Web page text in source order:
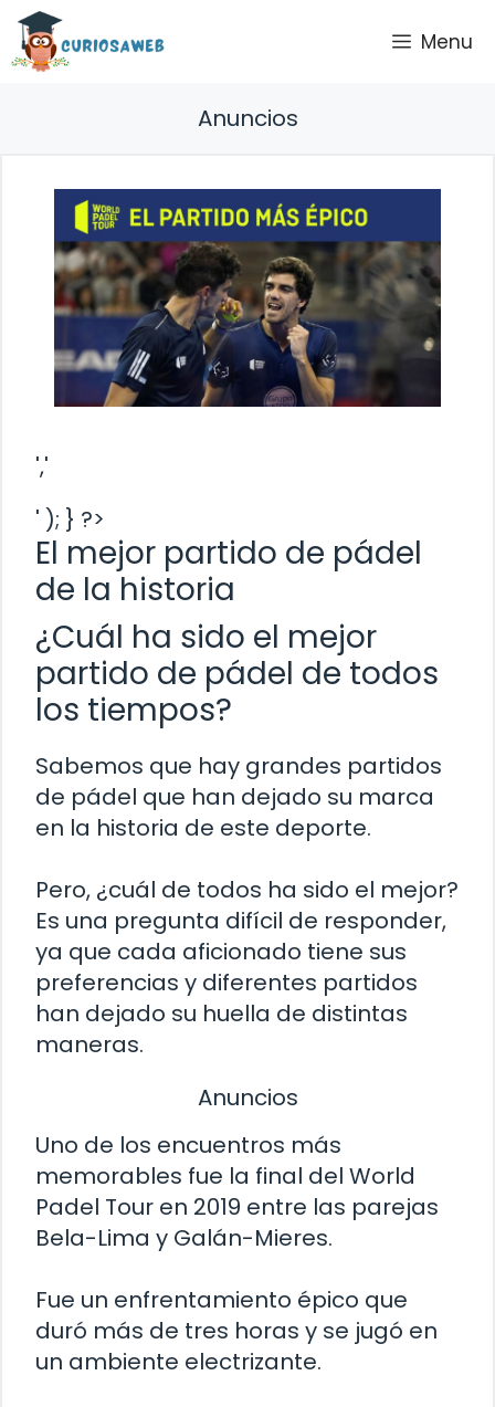
Saltar
contenido
Menu
Anuncios
','
' ); } ?>
El mejor partido de pádel
de la historia
¿Cuál ha sido el mejor
partido de pádel de todos
los tiempos?
Sabemos que hay grandes partidos
de pádel que han dejado su marca
en la historia de este deporte.
Pero, ¿cuál de todos ha sido el mejor?
Es una pregunta difícil de responder,
ya que cada aficionado tiene sus
preferencias y diferentes partidos
han dejado su huella de distintas
maneras.
Anuncios
Uno de los encuentros más
memorables fue la final del World
Padel Tour en 2019 entre las parejas
Bela-Lima y Galán-Mieres.
Fue un enfrentamiento épico que
duró más de tres horas y se jugó en
un ambiente electrizante.